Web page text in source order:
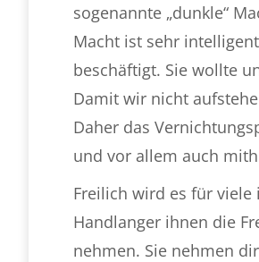
sogenannte „dunkle“
Macht ist sehr
beschäftigt. Sie wollte
Damit wir nicht
Daher das
und vor allem auch
Freilich wird es für viele
Handlanger ihnen die
nehmen. Sie nehmen